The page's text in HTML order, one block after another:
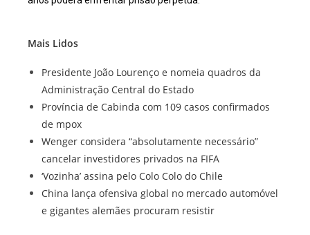
Mais Lidos
Presidente João Lourenço e nomeia quadros da
Administração Central do Estado
Província de Cabinda com 109 casos confirmados
de mpox
Wenger considera “absolutamente necessário”
cancelar investidores privados na FIFA
‘Vozinha’ assina pelo Colo Colo do Chile
China lança ofensiva global no mercado automóvel
e gigantes alemães procuram resistir